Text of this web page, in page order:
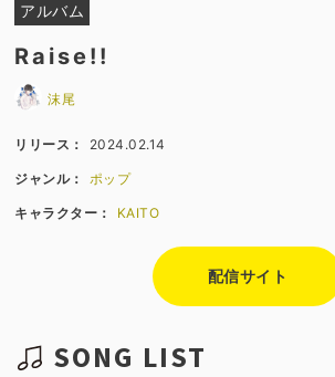
アルバム
Raise!!
沫尾
リリース： 2024.02.14
ジャンル： ポップ
キャラクター： KAITO
配信サイト
SONG LIST